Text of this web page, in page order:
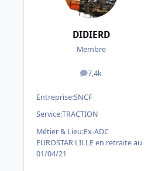
DIDIERD
Membre
7,4k
messages
Entreprise:SNCF
Service:TRACTION
Métier & Lieu:Ex-ADC
EUROSTAR LILLE en retraite au
01/04/21